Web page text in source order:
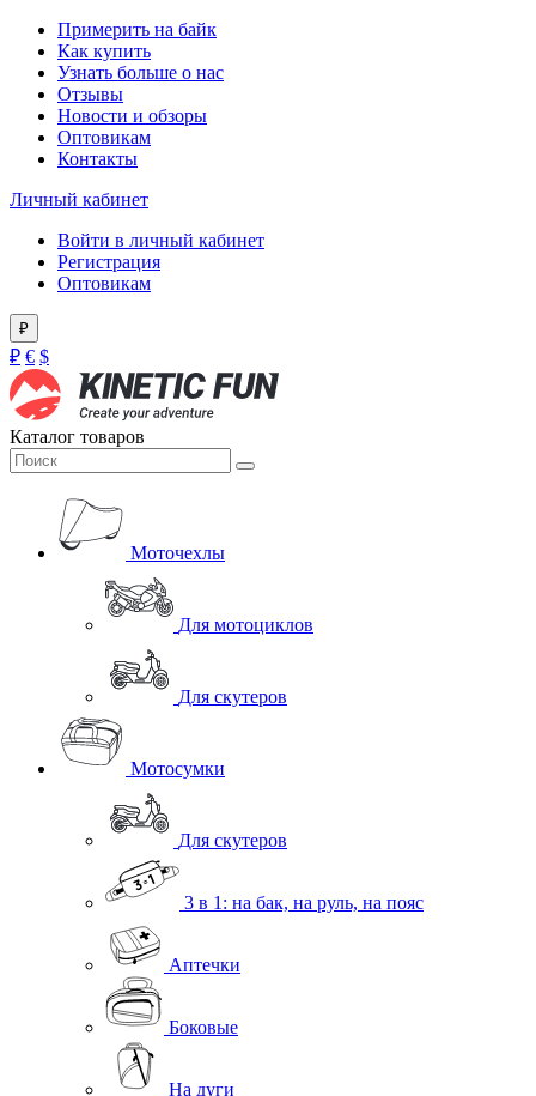
Примерить на байк
Как купить
Узнать больше о нас
Отзывы
Новости и обзоры
Оптовикам
Контакты
Личный кабинет
Войти в личный кабинет
Регистрация
Оптовикам
₽
₽ € $
Каталог товаров
Моточехлы
Для мотоциклов
Для скутеров
Мотосумки
Для скутеров
3 в 1: на бак, на руль, на пояс
Аптечки
Боковые
На дуги